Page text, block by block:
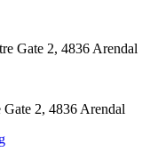
Gate 2, 4836 Arendal
2, 4836 Arendal